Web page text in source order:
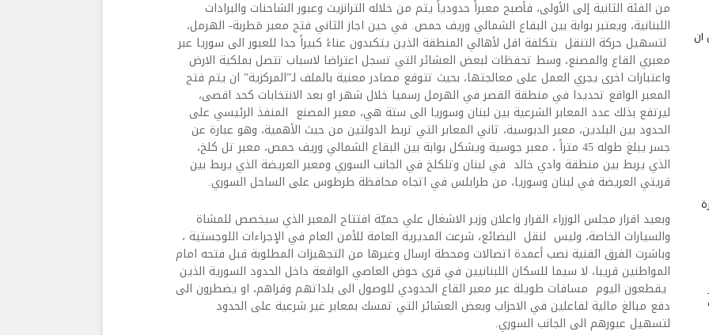
من الفئة الثانية إلى الأولى، فأصبح معبراً حدودياً يتم من خلاله الترانزيت وعبور الشاحنات والبرادات
اللبنانية، ويعتبر بوابة بين البقاع الشمالي وريف حمص. في حين اجاز الثاني فتح معبر مَطربة- الهرمل،
لتسهيل حركة التنقل بتكلفة اقل لأهالي المنطقة الذين يتكبدون عناءً كبيراً جدا للعبور الى سوريا عبر
معبري القاع والمصنع، وسط تحفظات لبعض العشائر التي تسجل اعتراضا لاسباب تتصل بملكية الارض
واعتبارات اخرى يجري العمل على معالجتها، بحيث تتوقع مصادر معنية بالملف لـ”المركزية” ان يتم فتح
المعبر الواقع تحديدا في منطقة القصر في الهرمل رسميا خلال شهر او بعد الانتخابات كحد اقصى،
ليرتفع بذلك عدد المعابر الشرعية بين لبنان وسوريا الى ستة هي، معبر المصنع المنفذ الرئيسي على
الحدود بين البلدين، معبر الدبوسية، ثاني المعابر التي تربط الدولتين من حيث الأهمية، وهو عبارة عن
جسر يبلغ طوله 45 متراً ، معبر جوسية ويشكل بوابة بين البقاع الشمالي وريف حمص، معبر تل كلخ،
الذي يربط بين منطقة وادي خالد في لبنان وتلكلخ في الجانب السوري ومعبر العريضة الذي يربط بين
قريتي العريضة في لبنان وسوريا، من طرابلس في اتجاه محافظة طرطوس على الساحل السوري.
وبعيد اقرار مجلس الوزراء القرار واعلان وزير الاشغال علي حميّة افتتاح المعبر الذي سيخصص للمشاة
والسيارات الخاصة، وليس لنقل البضائع، شرعت المديرية العامة للأمن العام في الإجراءات اللوجستية ،
وباشرت الفرق الفنية نصب أعمدة اتصالات ومحطة ارسال وغيرها من التجهيزات المطلوبة قبل فتحه امام
المواطنين قريبا، لا سيما للسكان اللبنانيين في قرى حوض العاصي الواقعة داخل الحدود السورية الذين
يقطعون اليوم مسافات طويلة عبر معبر القاع الحدودي للوصول الى بلداتهم وقراهم، او يضطرون الى
دفع مبالغ مالية لفاعلين في الاحزاب وبعض العشائر التي تمسك بمعابر غير شرعية على الحدود
لتسهيل عبورهم الى الجانب السوري.
أن